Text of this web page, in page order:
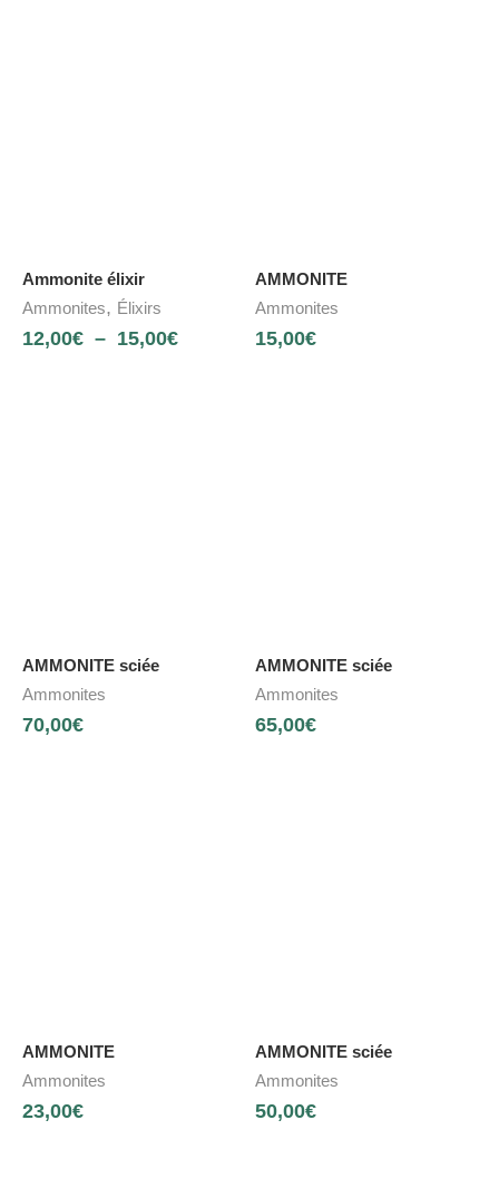
Ammonite élixir
Ammonites, Élixirs
12,00€ – 15,00€
AMMONITE
Ammonites
15,00€
AMMONITE sciée
Ammonites
70,00€
AMMONITE sciée
Ammonites
65,00€
AMMONITE
Ammonites
23,00€
AMMONITE sciée
Ammonites
50,00€